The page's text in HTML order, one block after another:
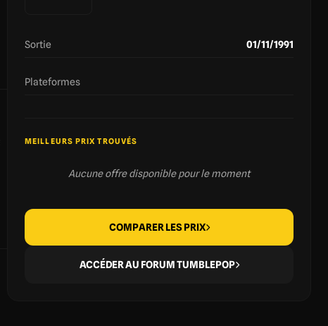
Sortie 01/11/1991
Plateformes
MEILLEURS PRIX TROUVÉS
Aucune offre disponible pour le moment
COMPARER LES PRIX
ACCÉDER AU FORUM TUMBLEPOP